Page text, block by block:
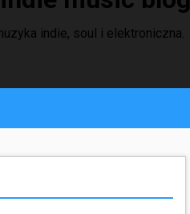
indie, soul i elektroniczna.